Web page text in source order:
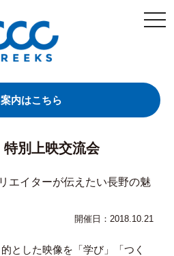
内はこちら
別上映交流会
エイターが伝えたい長野の魅
開催日：2018.10.21
とした映像を「学び」「つく